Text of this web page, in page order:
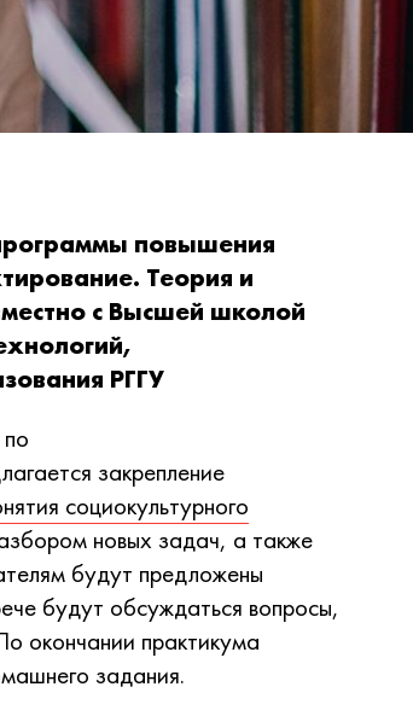
повышения
Теория и
с Высшей школой
РГГУ
закрепление
социокультурного
новых задач, а также
будут предложены
будут обсуждаться вопросы,
окончании практикума
задания.